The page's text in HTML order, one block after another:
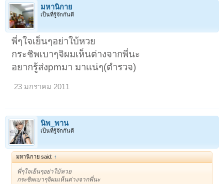
มหานิกาย
เป็นที่รู้จักกันดี
พี่ๆใจเย็นๆอย่าใบ้หวย
กระชิพเบาๆจิผมเห็นต่างจากพี่นะ
อยากรู้ส่งpmมา มาเเน่ๆ(ตำรวจ)
23 มกราคม 2011
นิพ_พาน
เป็นที่รู้จักกันดี
มหานิกาย said: ↑
พี่ๆใจเย็นๆอย่าใบ้หวย
กระชิพเบาๆจิผมเห็นต่างจากพี่นะ